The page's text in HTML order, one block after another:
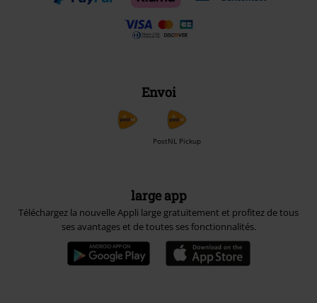
Envoi
PostNL Pickup
large app
Téléchargez la nouvelle Appli large gratuitement et profitez de tous
ses avantages et de toutes ses fonctionnalités.